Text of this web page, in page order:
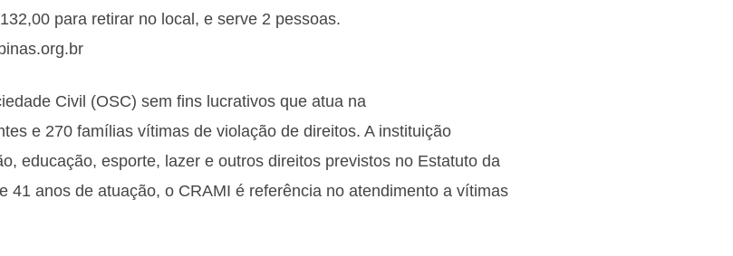
para retirar no local, e serve 2 pessoas.
Civil (OSC) sem fins lucrativos que atua na
e 270 famílias vítimas de violação de direitos. A instituição
educação, esporte, lazer e outros direitos previstos no Estatuto da
41 anos de atuação, o CRAMI é referência no atendimento a vítimas